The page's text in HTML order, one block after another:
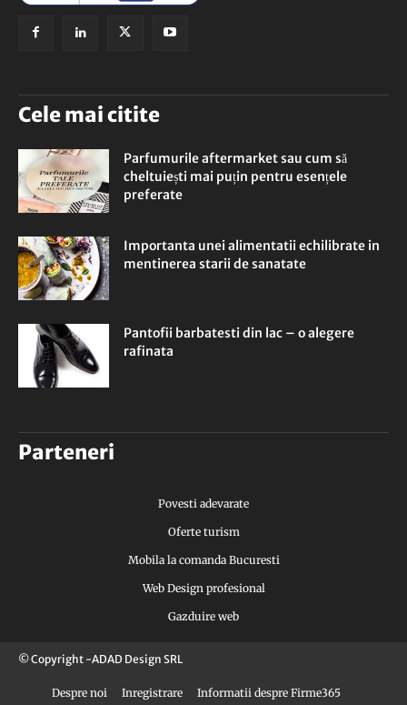
Cele mai citite
Parfumurile aftermarket sau cum să
cheltuiești mai puțin pentru esențele
preferate
Importanta unei alimentatii echilibrate in
mentinerea starii de sanatate
Pantofii barbatesti din lac – o alegere
rafinata
Parteneri
Povesti adevarate
Oferte turism
Mobila la comanda Bucuresti
Web Design profesional
Gazduire web
© Copyright -ADAD Design SRL
Despre noi Inregistrare Informatii despre Firme365